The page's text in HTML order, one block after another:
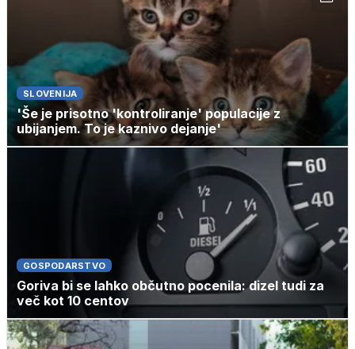
SLOVENIJA
'Še je prisotno 'kontroliranje' populacije z
ubijanjem. To je kaznivo dejanje'
GOSPODARSTVO
Goriva bi se lahko občutno pocenila: dizel tudi za
več kot 10 centov